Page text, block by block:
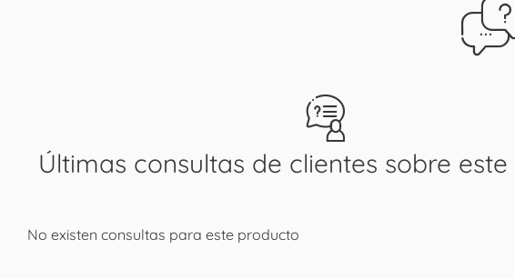
Últimas consultas de clientes sobre
No existen consultas para este producto